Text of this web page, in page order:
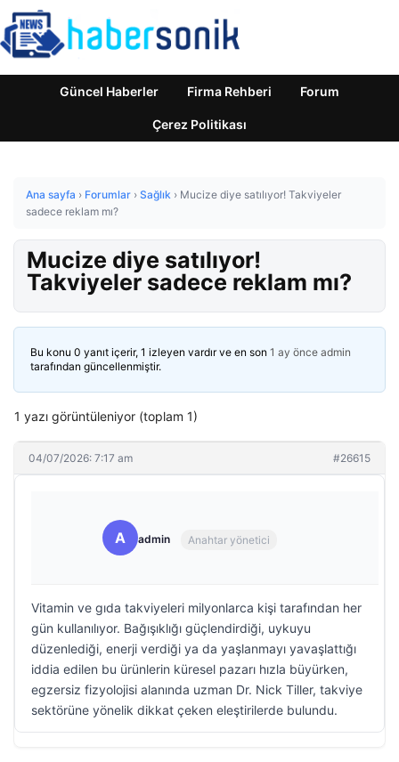
Güncel Haberler Firma Rehberi Forum
Çerez Politikası
Ana sayfa › Forumlar › Sağlık › Mucize diye satılıyor! Takviyeler
sadece reklam mı?
Mucize diye satılıyor!
Takviyeler sadece reklam mı?
Bu konu 0 yanıt içerir, 1 izleyen vardır ve en son 1 ay önce admin
tarafından güncellenmiştir.
1 yazı görüntüleniyor (toplam 1)
04/07/2026: 7:17 am #26615
A admin Anahtar yönetici
Vitamin ve gıda takviyeleri milyonlarca kişi tarafından her
gün kullanılıyor. Bağışıklığı güçlendirdiği, uykuyu
düzenlediği, enerji verdiği ya da yaşlanmayı yavaşlattığı
iddia edilen bu ürünlerin küresel pazarı hızla büyürken,
egzersiz fizyolojisi alanında uzman Dr. Nick Tiller, takviye
sektörüne yönelik dikkat çeken eleştirilerde bulundu.